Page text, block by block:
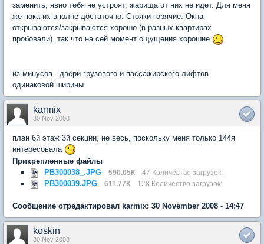
заменить, явно тебя не устроят, жарища от них не идет. Для меня
же пока их вполне достаточно. Стояки горячие. Окна
открываются/закрываются хорошо (в разных квартирах
пробовали). так что на сей момент ощущения хорошие
из минусов - двери грузового и пассажирского лифтов
одинаковой ширины
karmix
30 Nov 2008
план 6й этаж 3й секции, не весь, поскольку меня только 144я
интересовала
Прикрепленные файлы
PB300038_.JPG
590.05К 47 Количество загрузок:
PB300039.JPG 611.77К 128 Количество загрузок:
Сообщение отредактировал karmix: 30 November 2008 - 14:47
koskin
30 Nov 2008